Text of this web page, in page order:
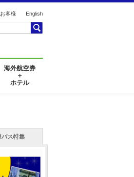
客様 English
海外航空券
＋
ホテル
バス特集